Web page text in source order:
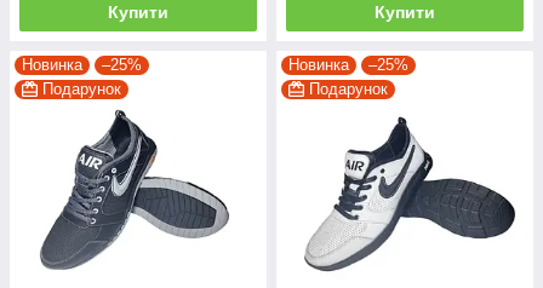
Купити Купити
Новинка
–25%
Подарунок
Новинка
–25%
Подарунок